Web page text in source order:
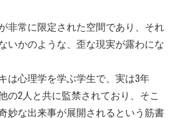
非常に限定された空間であり、それ
いかのような、歪な現実が露わにな
は心理学を学ぶ学生で、実は3年
の2人と共に監禁されており、そこ
妙な出来事が展開されるという筋書